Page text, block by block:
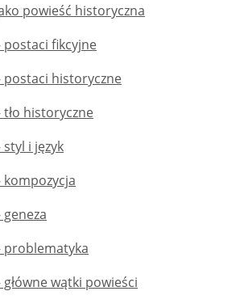
powieść historyczna
postaci fikcyjne
postaci historyczne
tło historyczne
styl i język
kompozycja
geneza
problematyka
główne wątki powieści